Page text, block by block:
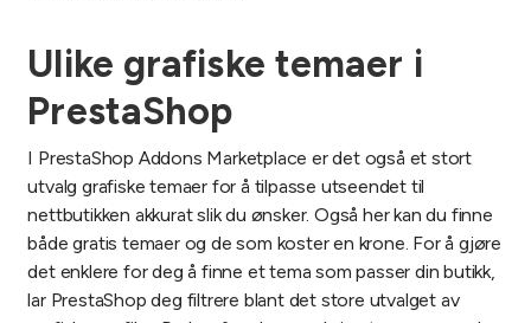
Ulike grafiske temaer i
PrestaShop
I PrestaShop Addons Marketplace er det også et stort
utvalg grafiske temaer for å tilpasse utseendet til
nettbutikken akkurat slik du ønsker. Også her kan du finne
både gratis temaer og de som koster en krone. For å gjøre
det enklere for deg å finne et tema som passer din butikk,
lar PrestaShop deg filtrere blant det store utvalget av